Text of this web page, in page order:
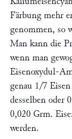
Färbung mehr
genommen, so
Man kann die
wenn man
Eisenoxydul-
genau 1/7
desselben oder
0,020 Grm.
werden.